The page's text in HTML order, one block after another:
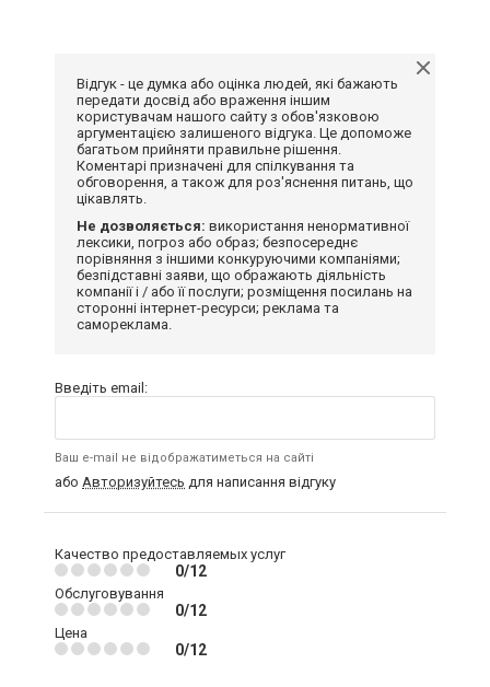
Відгук - це думка або оцінка людей, які бажають
передати досвід або враження іншим
користувачам нашого сайту з обов'язковою
аргументацією залишеного відгука. Це допоможе
багатьом прийняти правильне рішення.
Коментарі призначені для спілкування та
обговорення, а також для роз'яснення питань, що
цікавлять.
Не дозволяється: використання ненормативної
лексики, погроз або образ; безпосереднє
порівняння з іншими конкуруючими компаніями;
безпідставні заяви, що ображають діяльність
компанії і / або її послуги; розміщення посилань на
сторонні інтернет-ресурси; реклама та
самореклама.
Введіть email:
Ваш e-mail не відображатиметься на сайті
або Авторизуйтесь для написання відгуку
Качество предоставляемых услуг
0/12
Обслуговування
0/12
Цена
0/12